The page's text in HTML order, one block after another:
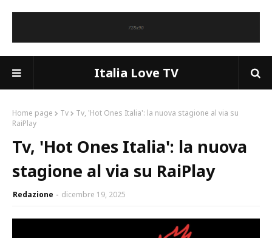
Italia Love TV
Home page Tv
Tv, 'Hot Ones Italia': la nuova stagione al via su
RaiPlay
Tv, 'Hot Ones Italia': la nuova
stagione al via su RaiPlay
Redazione dicembre 19, 2025